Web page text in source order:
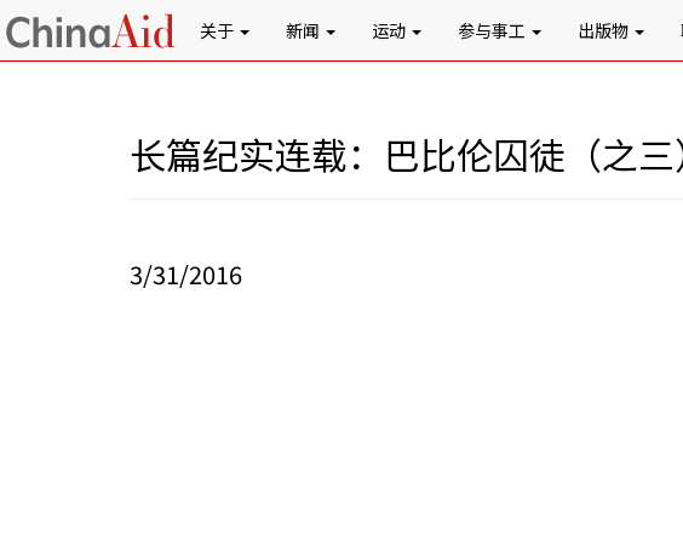
关于 新闻 运动 参与事工 出版物
长篇纪实连载：巴比伦囚徒（之三
3/31/2016